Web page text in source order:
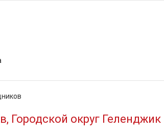
Городской округ Геленджик